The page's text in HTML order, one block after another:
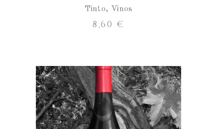
Tinto, Vinos
8,60€
Tapias